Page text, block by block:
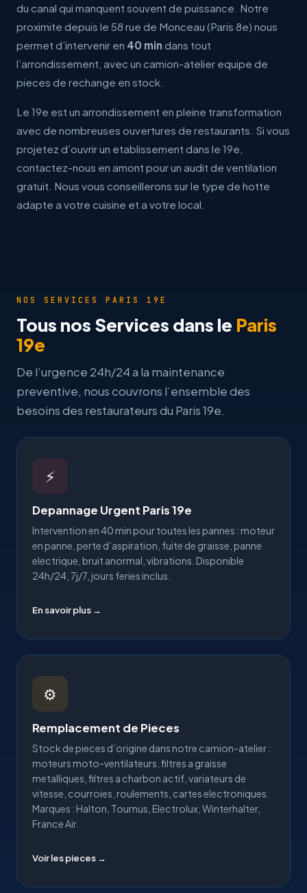
du canal qui manquent souvent de puissance. Notre
proximite depuis le 58 rue de Monceau (Paris 8e) nous
permet d’intervenir en 40 min dans tout
l’arrondissement, avec un camion-atelier equipe de
pieces de rechange en stock.
Le 19e est un arrondissement en pleine transformation
avec de nombreuses ouvertures de restaurants. Si vous
projetez d’ouvrir un etablissement dans le 19e,
contactez-nous en amont pour un audit de ventilation
gratuit. Nous vous conseillerons sur le type de hotte
adapte a votre cuisine et a votre local.
NOS SERVICES PARIS 19E
Tous nos Services dans le Paris
19e
De l’urgence 24h/24 a la maintenance
preventive, nous couvrons l’ensemble des
besoins des restaurateurs du Paris 19e.
⚡
Depannage Urgent Paris 19e
Intervention en 40 min pour toutes les pannes : moteur
en panne, perte d’aspiration, fuite de graisse, panne
electrique, bruit anormal, vibrations. Disponible
24h/24, 7j/7, jours feries inclus.
En savoir plus →
⚙
Remplacement de Pieces
Stock de pieces d’origine dans notre camion-atelier :
moteurs moto-ventilateurs, filtres a graisse
metalliques, filtres a charbon actif, variateurs de
vitesse, courroies, roulements, cartes electroniques.
Marques : Halton, Tournus, Electrolux, Winterhalter,
France Air.
Voir les pieces →